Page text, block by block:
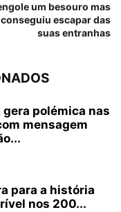
um besouro mas
escapar das
suas entranhas
polémica nas
mensagem
para a história
nos 200...